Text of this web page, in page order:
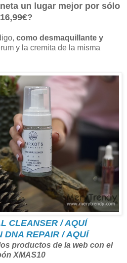
un lugar mejor por sólo
16,99€?
como desmaquillante y
y la cremita de la misma
CLEANSER / AQUÍ
DNA REPAIR / AQUÍ
productos de la web con el
XMAS10